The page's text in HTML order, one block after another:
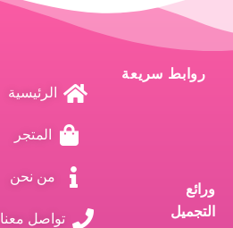
ورائع
التجميل
روابط سريعة
الرئيسية
المتجر
من نحن
تواصل معنا